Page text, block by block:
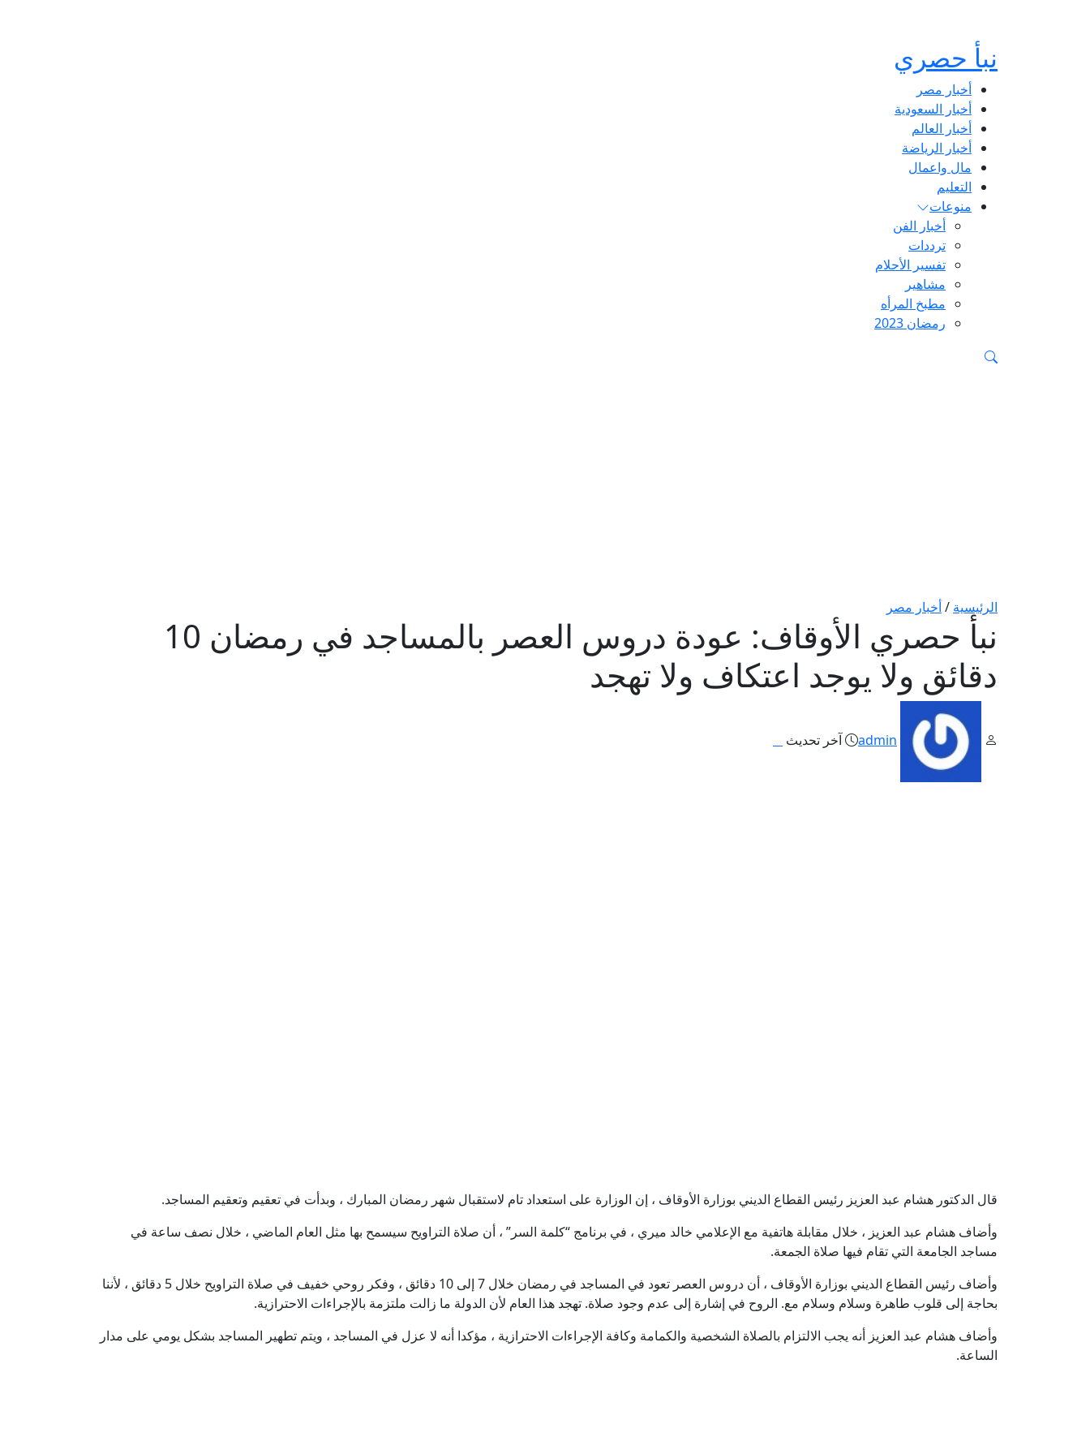
نبأ حصري
أخبار مصر
أخبار السعودية
أخبار العالم
أخبار الرياضة
مال واعمال
التعليم
منوعات
أخبار الفن
ترددات
تفسير الأحلام
مشاهير
مطبخ المرأه
رمضان 2023
الرئيسية /أخبار مصر
نبأ حصري الأوقاف: عودة دروس العصر بالمساجد في رمضان 10
دقائق ولا يوجد اعتكاف ولا تهجد
admin آخر تحديث
قال الدكتور هشام عبد العزيز رئيس القطاع الديني بوزارة الأوقاف ، إن الوزارة على استعداد تام لاستقبال شهر رمضان المبارك ، وبدأت في تعقيم وتعقيم المساجد.
وأضاف هشام عبد العزيز ، خلال مقابلة هاتفية مع الإعلامي خالد ميري ، في برنامج “كلمة السر” ، أن صلاة التراويح سيسمح بها مثل العام الماضي ، خلال نصف ساعة في
مساجد الجامعة التي تقام فيها صلاة الجمعة.
وأضاف رئيس القطاع الديني بوزارة الأوقاف ، أن دروس العصر تعود في المساجد في رمضان خلال 7 إلى 10 دقائق ، وفكر روحي خفيف في صلاة التراويح خلال 5 دقائق ، لأننا
بحاجة إلى قلوب طاهرة وسلام وسلام مع. الروح في إشارة إلى عدم وجود صلاة. تهجد هذا العام لأن الدولة ما زالت ملتزمة بالإجراءات الاحترازية.
وأضاف هشام عبد العزيز أنه يجب الالتزام بالصلاة الشخصية والكمامة وكافة الإجراءات الاحترازية ، مؤكدا أنه لا عزل في المساجد ، ويتم تطهير المساجد بشكل يومي على مدار
الساعة.